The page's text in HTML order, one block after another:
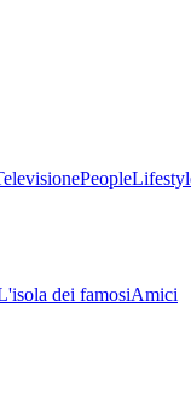
People
dei famosiAmici